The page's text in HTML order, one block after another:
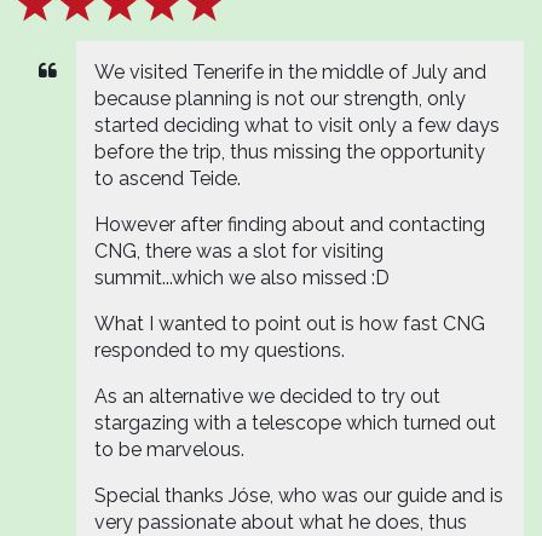
We visited Tenerife in the middle of July and
because planning is not our strength, only
started deciding what to visit only a few days
before the trip, thus missing the opportunity
to ascend Teide.
However after finding about and contacting
CNG, there was a slot for visiting
summit...which we also missed :D
What I wanted to point out is how fast CNG
responded to my questions.
As an alternative we decided to try out
stargazing with a telescope which turned out
to be marvelous.
Special thanks Jóse, who was our guide and is
very passionate about what he does, thus